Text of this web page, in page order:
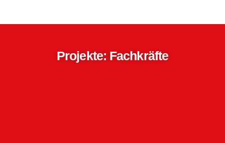
Projekte: Fachkräfte